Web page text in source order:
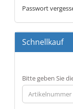
Passwort
Schnellkauf
BITTE
GEBEN
SIE
DIE
Bitte geben Sie